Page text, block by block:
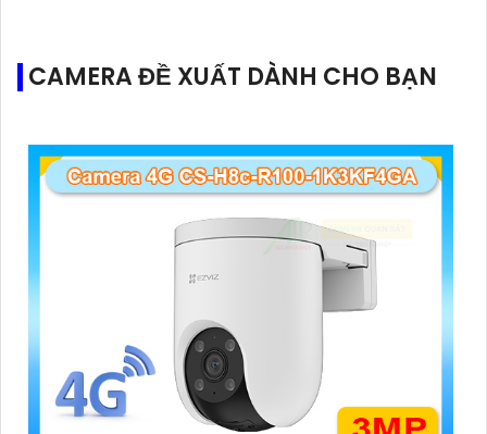
CAMERA ĐỀ XUẤT DÀNH CHO BẠN